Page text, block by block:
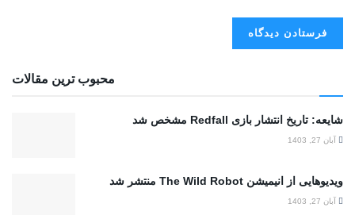
محبوب ترین مقالات
شایعه: تاریخ انتشار بازی Redfall مشخص شد
آبان 27, 1403
ویدیوهایی از انیمیشن The Wild Robot منتشر شد
آبان 27, 1403